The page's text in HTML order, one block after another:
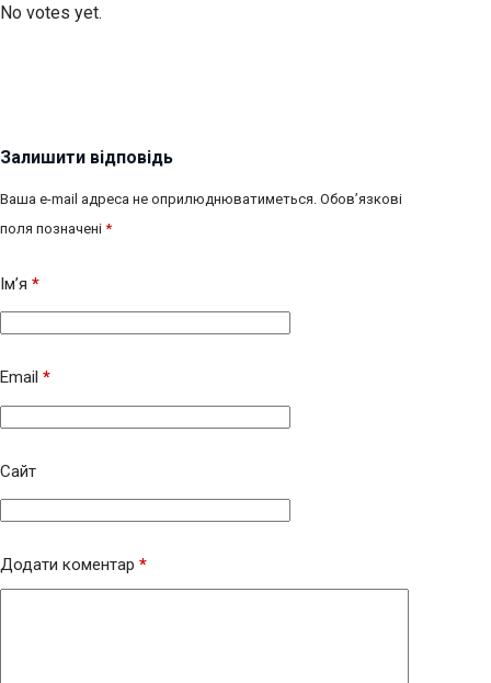
No votes yet.
Залишити відповідь
Ваша e-mail адреса не оприлюднюватиметься. Обов’язкові
поля позначені *
Ім’я *
Email *
Сайт
Додати коментар *